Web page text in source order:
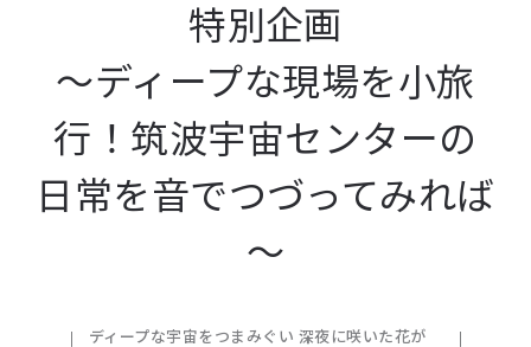
特別企画
～ディープな現場を小旅
行！ 筑波宇宙センターの
日常を音でつづってみれば
～
ディープな宇宙をつまみぐい 深夜に咲いた花が